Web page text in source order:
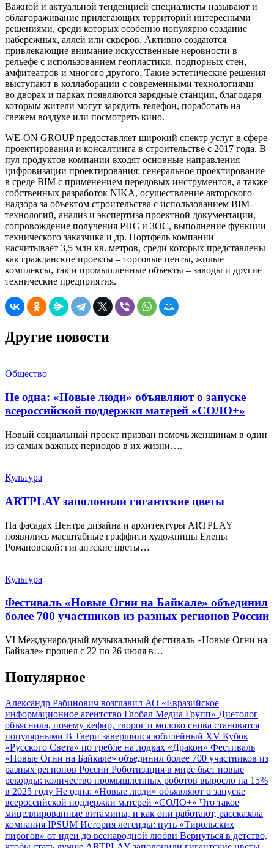
Важной и актуальной тенденцией специалисты называют и
облагораживание прилегающих территорий интересными
решениями, среди которых особенно популярно создание
набережных, аллей или скверов. Активно создаются
привлекающие внимание искусственные неровности в
рельефе с использованием геопластики, подпорных стен,
амфитеатров и многого другого. Такие эстетические решения
выступают в коллаборации с современными технологиями –
во дворах и парках появляются зарядные станции, благодаря
которым жители могут зарядить телефон, поработать на
свежем воздухе или посмотреть кино.
WE-ON GROUP предоставляет широкий спектр услуг в сфере
проектирования и консалтинга в строительстве с 2017 года. В
пул продуктов компании входят основные направления
цифровизации проектирования: генеральное проектирование
в среде BIM с применением передовых инструментов, а также
собственных разработок NIKA, осуществление авторского
надзора за объектом строительства с использованием BIM-
технологий, анализ и экспертиза проектной документации,
сопровождение получения РНС и ЗОС, выполнение функции
технического заказчика и др. Портфель компании
насчитывает 3,5 млн кв. метров, среди которых представлены
как гражданские проекты – торговые центы, жилые
комплексы, так и промышленные объекты – заводы и другие
технические предприятия.
Другие новости
Общество
Не одна: «Новые люди» объявляют о запуске
всероссийской поддержки матерей «СОЛО+»
Новый социальный проект призван помочь женщинам в один
из самых важных периодов в их жизни….
Культура
ARTPLAY заполонили гигантские цветы
На фасадах Центра дизайна и архитектуры ARTPLAY
появились масштабные граффити художницы Елены
Романовской: гигантские цветы…
Культура
Фестиваль «Новые Огни на Байкале» объединил
более 700 участников из разных регионов России
VI Международный музыкальный фестиваль «Новые Огни на
Байкале» прошел с 22 по 26 июля в…
Популярное
Александр Рабинович возглавил АО «Евразийское
информационное агентство Глобал Медиа Групп» Диетолог
объяснила, почему кефир, творог и молоко снова становятся
популярными В Твери завершился юбилейный XV Кубок
«Русского Света» по гребле на лодках «Дракон» Фестиваль
«Новые Огни на Байкале» объединил более 700 участников из
разных регионов России Роботизация в мире бьет новые
рекорды: количество промышленных роботов выросло на 15%
в 2025 году Не одна: «Новые люди» объявляют о запуске
всероссийской поддержки матерей «СОЛО+» Что такое
мицеллированные витамины, и как они работают, рассказала
компания IPSUM История легенды: путь «Тирольских
пирогов» от идеи до всенародной любви Вернуться в детство,